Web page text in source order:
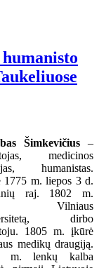
Šimkevičius –
medicinos
humanistas.
1775 m. liepos 3 d.
raj. 1802 m.
Vilniaus
dirbo
1805 m. įkūrė
medikų draugiją.
m. lenkų kalba